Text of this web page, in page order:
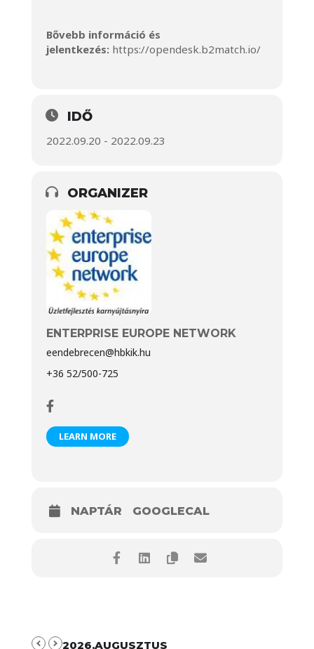
Bővebb információ és
jelentkezés: https://opendesk.b2match.io/
IDŐ
2022.09.20 - 2022.09.23
ORGANIZER
ENTERPRISE EUROPE NETWORK
eendebrecen@hbkik.hu
+36 52/500-725
LEARN MORE
NAPTÁR GOOGLECAL
2026.AUGUSZTUS